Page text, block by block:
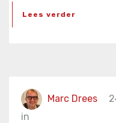
Lees verder
Marc Drees
in